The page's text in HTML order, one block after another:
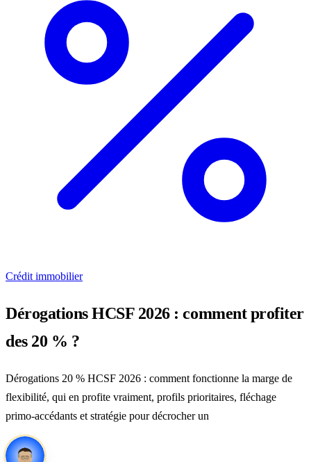
Crédit immobilier
Dérogations HCSF 2026 : comment profiter
des 20 % ?
Dérogations 20 % HCSF 2026 : comment fonctionne la marge de
flexibilité, qui en profite vraiment, profils prioritaires, fléchage
primo-accédants et stratégie pour décrocher un